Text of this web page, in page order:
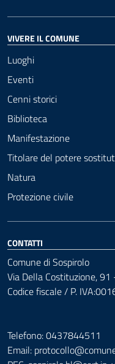
VIVERE IL COMUNE
Luoghi
Eventi
Cenni storici
Biblioteca
Manifestazione
Titolare del potere
Natura
Protezione civile
CONTATTI
Comune di Sospirolo
Via Della Costituzione,
Codice fiscale / P.
Telefono: 0437844511
Email: